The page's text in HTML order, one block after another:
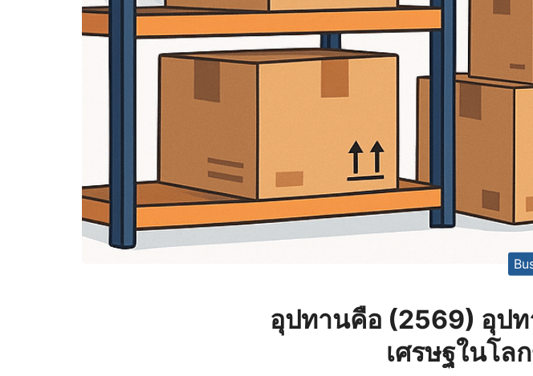
อุปทานคือ (2569) อุป
เศรษฐในโล